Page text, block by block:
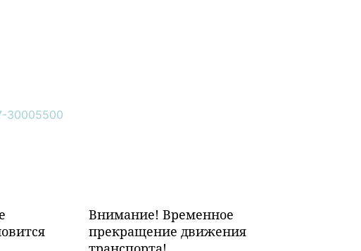
Внимание! Временное
прекращение движения